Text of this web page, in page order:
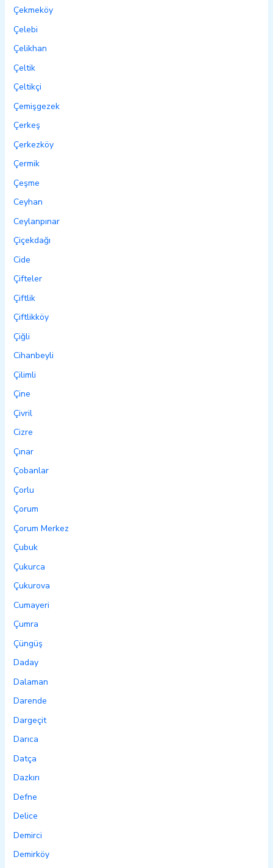
Çekmeköy
Çelebi
Çelikhan
Çeltik
Çeltikçi
Çemişgezek
Çerkeş
Çerkezköy
Çermik
Çeşme
Ceyhan
Ceylanpınar
Çiçekdağı
Cide
Çifteler
Çiftlik
Çiftlikköy
Çiğli
Cihanbeyli
Çilimli
Çine
Çivril
Cizre
Çınar
Çobanlar
Çorlu
Çorum
Çorum Merkez
Çubuk
Çukurca
Çukurova
Cumayeri
Çumra
Çüngüş
Daday
Dalaman
Darende
Dargeçit
Darıca
Datça
Dazkırı
Defne
Delice
Demirci
Demirköy